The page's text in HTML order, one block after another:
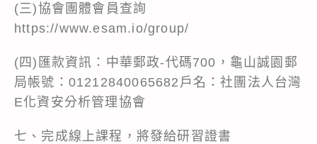
(三)協會團體會員查詢
https://www.esam.io/group/
(四)匯款資訊：中華郵政-代碼700，龜山誠園郵
局帳號：01212840065682戶名：社團法人台灣
E化資安分析管理協會
七、完成線上課程，將發給研習證書